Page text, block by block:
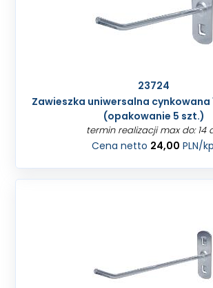
23724
Zawieszka uniwersalna cynkowana
(opakowanie 5 szt.)
termin realizacji max do: 14
Cena netto 24,00 PLN/